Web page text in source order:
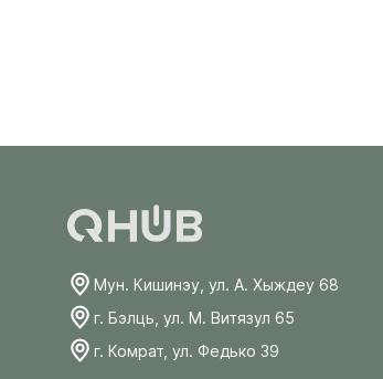
Мун. Кишинэу, ул. А. Хыждеу 68
г. Бэлць, ул. М. Витязул 65
г. Комрат, ул. Федько 39